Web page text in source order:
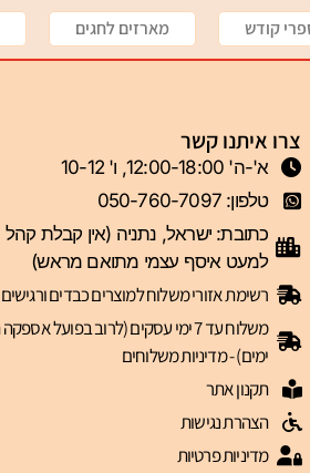
קודש מארזים לחגים
צרו איתנו קשר
א'-ה' 12:00-18:00, ו' 10-12
טלפון: 050-760-7097
כתובת: ישראל, נתניה (אין קבלת קהל
למעט איסף עצמי מתואם מראש)
רשימת אזורי משלוח למוצרים כבדים ורגישים
ימים) - מדיניות משלוחים
תקנון אתר
הצהרת נגישות
מדיניות פרטיות